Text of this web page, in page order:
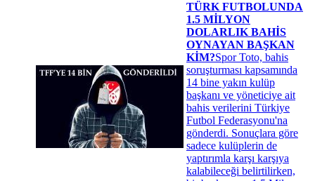
TÜRK FUTBOLUNDA
1.5 MİLYON
DOLARLIK BAHİS
OYNAYAN BAŞKAN
KİM?Spor Toto, bahis
soruşturması kapsamında
14 bine yakın kulüp
başkanı ve yöneticiye ait
bahis verilerini Türkiye
Futbol Federasyonu'na
gönderdi. Sonuçlara göre
sadece kulüplerin de
yaptırımla karşı karşıya
kalabileceği belirtilirken,